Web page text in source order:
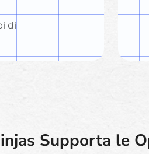
di
Supporta le